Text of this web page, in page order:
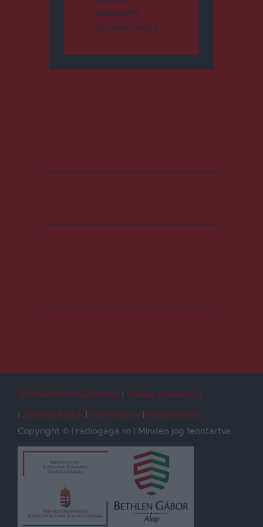
MAROSSZÉK
UDVARHELYSZÉK
Adatvédelmi nyilatkozat
Cookie szabályzat
Sütibeállítások
Impresszum
Hibajelentés
Copyright © | radiogaga.ro | Minden jog fenntartva.